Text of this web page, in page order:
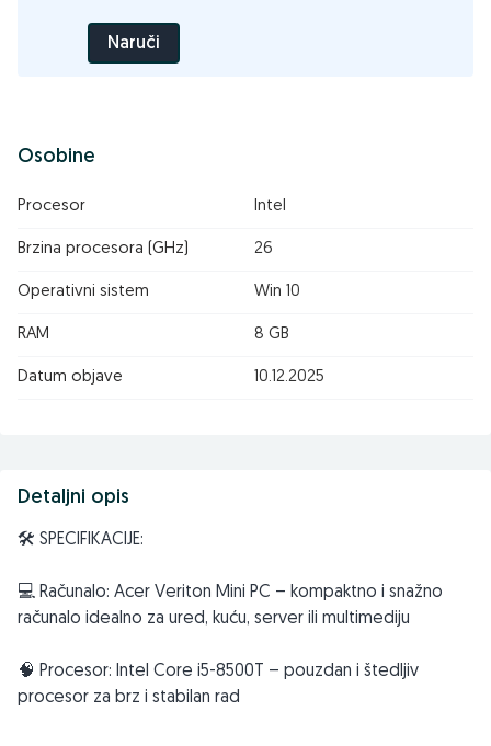
Naruči
Osobine
Procesor Intel
Brzina procesora (GHz) 26
Operativni sistem Win 10
RAM 8 GB
Datum objave 10.12.2025
Detaljni opis
🛠️ SPECIFIKACIJE:
💻 Računalo: Acer Veriton Mini PC – kompaktno i snažno
računalo idealno za ured, kuću, server ili multimediju
🧠 Procesor: Intel Core i5-8500T – pouzdan i štedljiv
procesor za brz i stabilan rad